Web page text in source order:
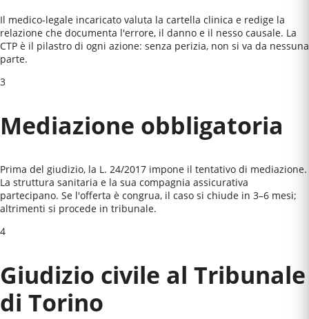
Il medico-legale incaricato valuta la cartella clinica e redige la
relazione che documenta l'errore, il danno e il nesso causale. La
CTP è il pilastro di ogni azione: senza perizia, non si va da nessuna
parte.
3
Mediazione obbligatoria
Prima del giudizio, la L. 24/2017 impone il tentativo di mediazione.
La struttura sanitaria e la sua compagnia assicurativa
partecipano. Se l'offerta è congrua, il caso si chiude in 3–6 mesi;
altrimenti si procede in tribunale.
4
Giudizio civile al Tribunale
di Torino